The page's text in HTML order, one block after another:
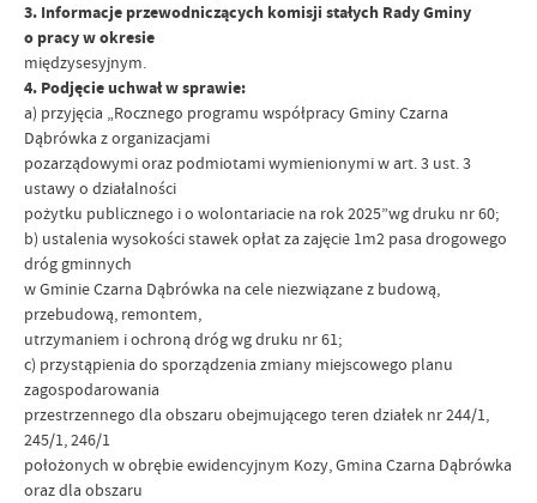
3. Informacje przewodniczących komisji stałych Rady Gminy
o pracy w okresie
międzysesyjnym.
4. Podjęcie uchwał w sprawie:
a) przyjęcia „Rocznego programu współpracy Gminy Czarna
Dąbrówka z organizacjami
pozarządowymi oraz podmiotami wymienionymi w art. 3 ust. 3
ustawy o działalności
pożytku publicznego i o wolontariacie na rok 2025”wg druku nr 60;
b) ustalenia wysokości stawek opłat za zajęcie 1m2 pasa drogowego
dróg gminnych
w Gminie Czarna Dąbrówka na cele niezwiązane z budową,
przebudową, remontem,
utrzymaniem i ochroną dróg wg druku nr 61;
c) przystąpienia do sporządzenia zmiany miejscowego planu
zagospodarowania
przestrzennego dla obszaru obejmującego teren działek nr 244/1,
245/1, 246/1
położonych w obrębie ewidencyjnym Kozy, Gmina Czarna Dąbrówka
oraz dla obszaru